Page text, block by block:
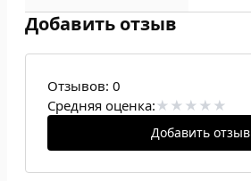
Добавить отзыв
Отзывов: 0
Средняя оценка:
Добавить отзыв